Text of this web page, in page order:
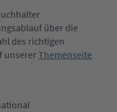
über die
des richtigen
unsererThemenseite